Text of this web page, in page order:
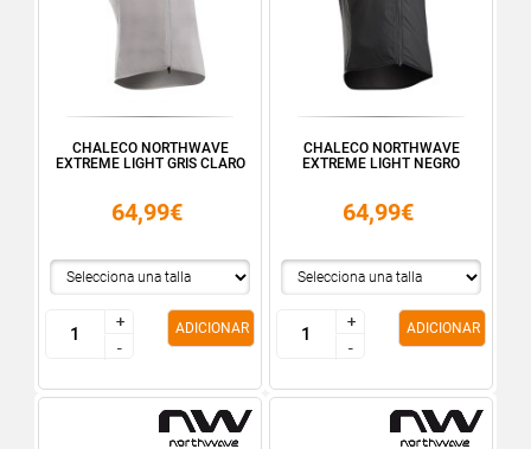
CHALECO NORTHWAVE
EXTREME LIGHT GRIS CLARO
64,99€
+
-
+
-
ADICIONAR
CHALECO NORTHWAVE
EXTREME LIGHT NEGRO
64,99€
+
-
+
-
ADICIONAR